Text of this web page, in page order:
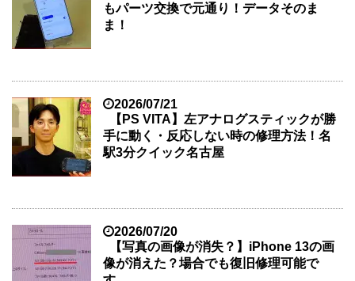
もパーツ交換で元通り！データそのま
ま！
2026/07/21
【PS VITA】左アナログスティックが勝
手に動く・反応しない時の修理方法！名
駅3分クイック名古屋
2026/07/20
【写真の画像が消失？】iPhone 13の画
像が消えた？場合でも復旧修理可能で